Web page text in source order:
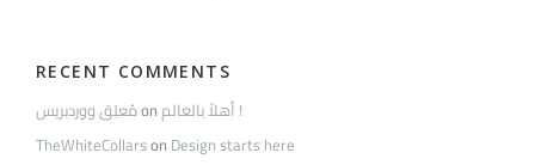
RECENT COMMENTS
مُعلِق ووردبريسon
أهلاً بالعالم !
TheWhiteCollarson Design starts here